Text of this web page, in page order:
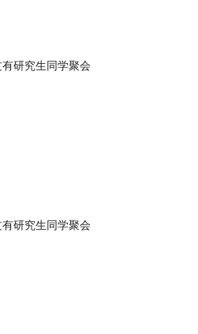
研究生同学聚会
研究生同学聚会